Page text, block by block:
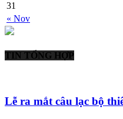
« Nov
31
TIN TỔNG HỢP
Lễ ra mắt câu lạc bộ